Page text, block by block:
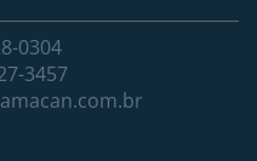
0304
3457